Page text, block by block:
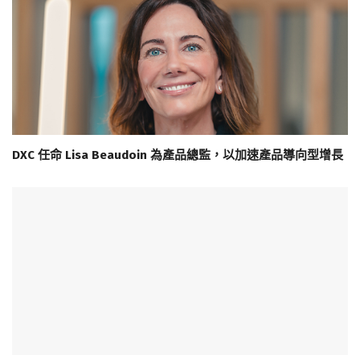
DXC 任命 Lisa Beaudoin 為產品總監，以加速產品導向型增長